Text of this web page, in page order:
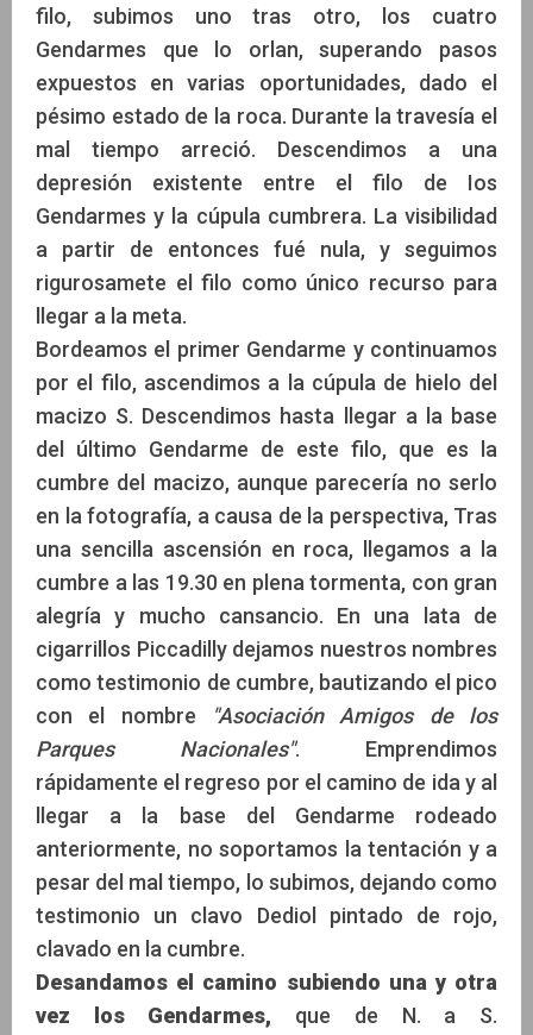
filo, subimos uno tras otro, los cuatro
Gendarmes que lo orlan, superando pasos
expuestos en varias oportunidades, dado el
pésimo estado de la roca. Durante la travesía el
mal tiempo arreció. Descendimos a una
depresión existente entre el filo de Ios
Gendarmes y la cúpula cumbrera. La visibilidad
a partir de entonces fué nula, y seguimos
rigurosamete el filo como único recurso para
llegar a la meta.
Bordeamos el primer Gendarme y continuamos
por el filo, ascendimos a la cúpula de hielo del
macizo S. Descendimos hasta llegar a la base
del último Gendarme de este filo, que es la
cumbre del macizo, aunque parecería no serlo
en la fotografía, a causa de la perspectiva, Tras
una sencilla ascensión en roca, llegamos a la
cumbre a las 19.30 en plena tormenta, con gran
alegría y mucho cansancio. En una lata de
cigarrillos Piccadilly dejamos nuestros nombres
como testimonio de cumbre, bautizando el pico
con el nombre
"Asociación Amigos de los
Parques Nacionales". Emprendimos
rápidamente el regreso por el camino de ida y al
llegar a la base del Gendarme rodeado
anteriormente, no soportamos la tentación y a
pesar del mal tiempo, lo subimos, dejando como
testimonio un clavo Dediol pintado de rojo,
clavado en la cumbre.
Desandamos el camino subiendo una y otra
vez los Gendarmes, que de N. a S.